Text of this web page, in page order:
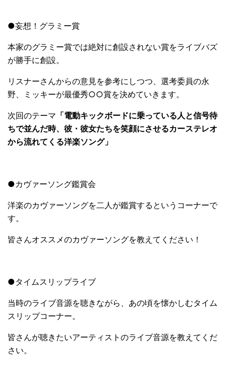
●妄想！グラミー賞
本家のグラミー賞では絶対に創設されない賞をライブバズ
が勝手に創設。
リスナーさんからの意見を参考にしつつ、選考委員の永
野、ミッキーが最優秀○○賞を決めていきます。
次回のテーマ 「電動キックボードに乗っている人と信号待
ちで並んだ時、彼・彼女たちを笑顔にさせるカーステレオ
から流れてくる洋楽ソング」
●カヴァーソング鑑賞会
洋楽のカヴァーソングを二人が鑑賞するというコーナーで
す。
皆さんオススメのカヴァーソングを教えてください！
●タイムスリップライブ
当時のライブ音源を聴きながら、あの頃を懐かしむタイム
スリップコーナー。
皆さんが聴きたいアーティストのライブ音源を教えてくだ
さい。